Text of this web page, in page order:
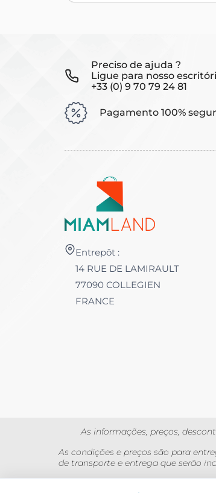
Preciso de ajuda ?
Ligue para nosso
+33 (0) 9 70 79 24 81
Pagamento 100%
Entrepôt :
14 RUE DE LAMIRAULT
77090 COLLEGIEN
FRANCE
As informações, preços,
As condições e preços são para
de transporte e entrega que serão